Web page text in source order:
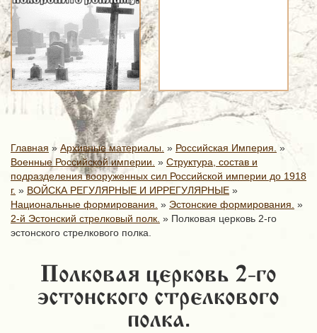
Главная » Архивные материалы. » Российская Империя. »
Военные Российской империи. » Структура, состав и
подразделения вооруженных сил Российской империи до 1918
г. » ВОЙСКА РЕГУЛЯРНЫЕ И ИРРЕГУЛЯРНЫЕ »
Национальные формирования. » Эстонские формирования. »
2-й Эстонский стрелковый полк. » Полковая церковь 2-го
эстонского стрелкового полка.
Полковая церковь 2-го
эстонского стрелкового
полка.